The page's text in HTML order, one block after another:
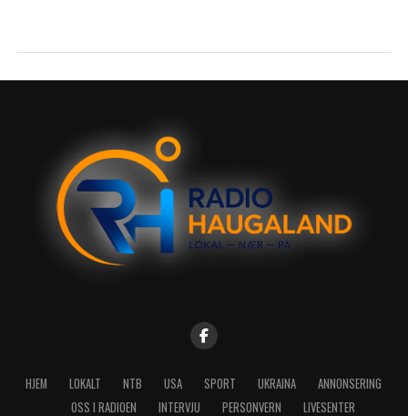
HJEM LOKALT NTB USA SPORT UKRAINA
ANNONSERING
OSS I RADIOEN
INTERVJU PERSONVERN LIVESENTER